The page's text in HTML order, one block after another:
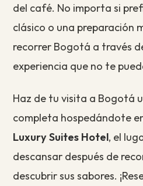
del café. No importa si
clásico o una preparación
recorrer Bogotá a través
experiencia que no te
Haz de tu visita a Bogotá
completa hospedándote
Luxury Suites Hotel, el
descansar después de
descubrir sus sabores.